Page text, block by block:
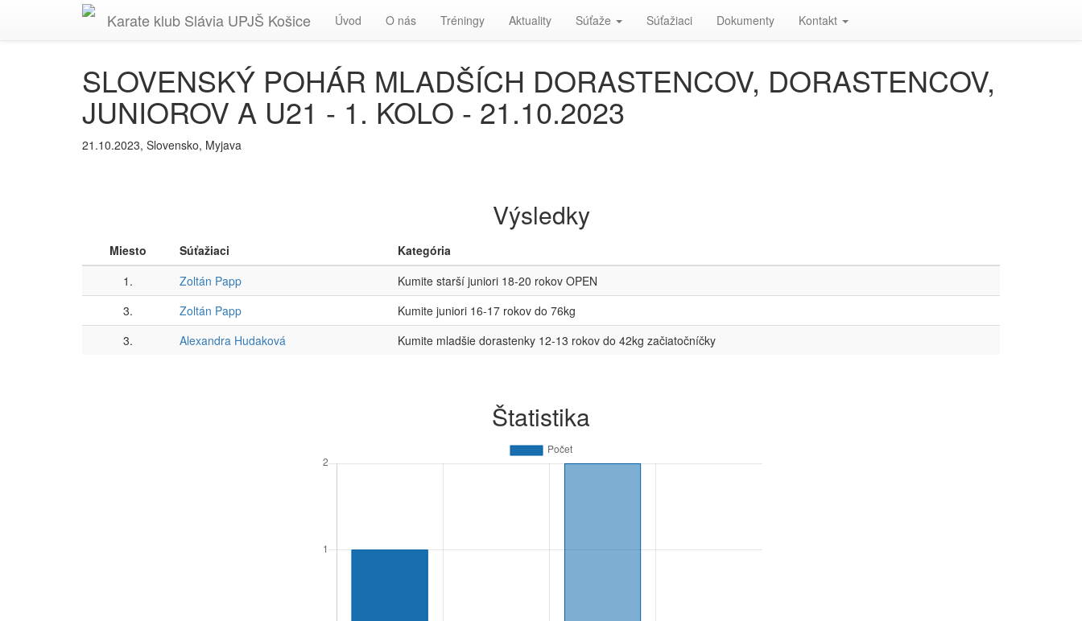
Karate klub Slávia UPJŠ Košice Úvod O nás Tréningy Aktuality Súťaže Súťažiaci Dokumenty Kontakt
SLOVENSKÝ POHÁR MLADŠÍCH DORASTENCOV, DORASTENCOV,
JUNIOROV A U21 - 1. KOLO - 21.10.2023
21.10.2023, Slovensko, Myjava
Výsledky
Miesto Súťažiaci
Kategória
1.
Zoltán Papp
Kumite starší juniori 18-20 rokov OPEN
3.
Zoltán Papp
Kumite juniori 16-17 rokov do 76kg
3.
Alexandra Hudaková Kumite mladšie dorastenky 12-13 rokov do 42kg začiatočníčky
Štatistika